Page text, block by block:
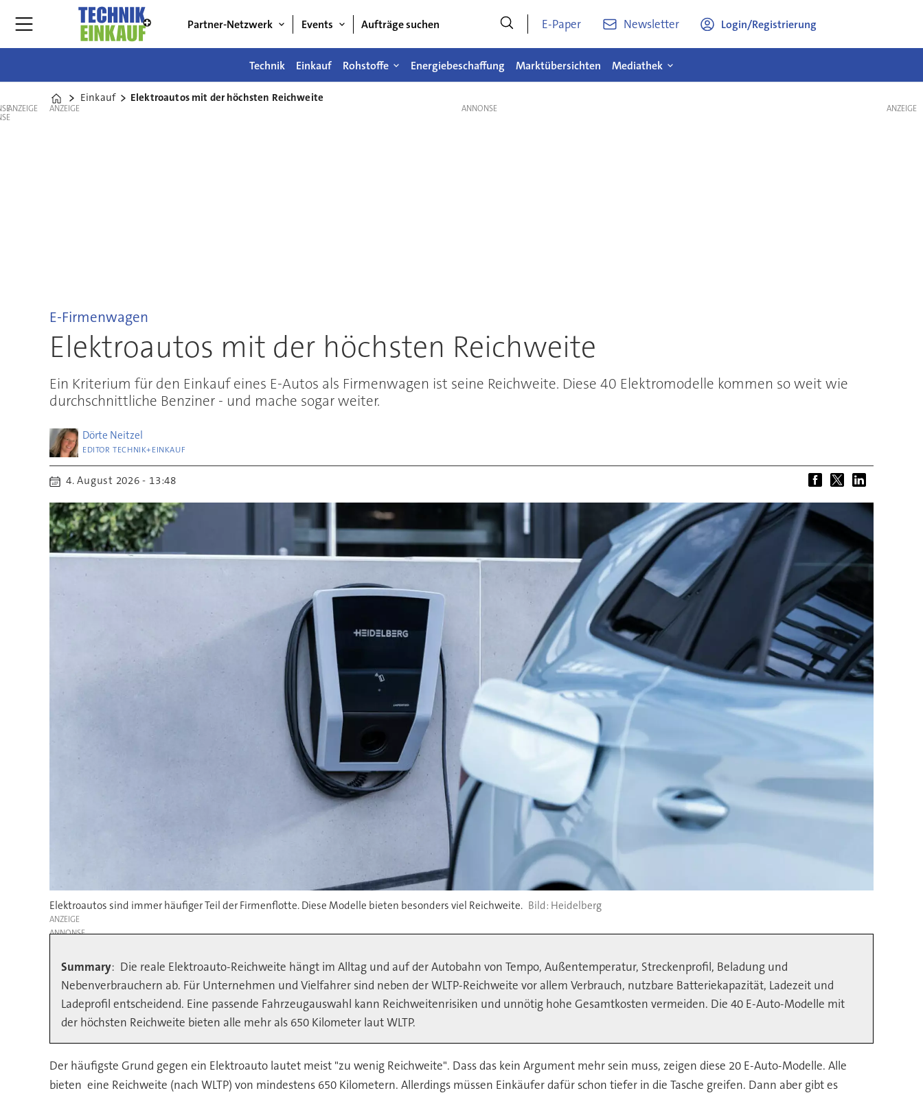
Partner-Netzwerk Events Aufträge suchen E-Paper Newsletter Login/Registrierung
Technik Einkauf Rohstoffe Energiebeschaffung Marktübersichten Mediathek
Home
Einkauf Elektroautos mit der höchsten Reichweite
ANZEIGE ANZEIGE
E-Firmenwagen
Elektroautos mit der höchsten Reichweite
Ein Kriterium für den Einkauf eines E-Autos als Firmenwagen ist seine Reichweite. Diese 40 Elektromodelle kommen so weit wie
durchschnittliche Benziner - und mache sogar weiter.
Dörte Neitzel
EDITOR TECHNIK+EINKAUF
4. August 2026 - 13:48
Elektroautos sind immer häufiger Teil der Firmenflotte. Diese Modelle bieten besonders viel Reichweite. Heidelberg
ANZEIGE
Summary: Die reale Elektroauto-Reichweite hängt im Alltag und auf der Autobahn von Tempo, Außentemperatur, Streckenprofil, Beladung und
Nebenverbrauchern ab. Für Unternehmen und Vielfahrer sind neben der WLTP-Reichweite vor allem Verbrauch, nutzbare Batteriekapazität, Ladezeit und
Ladeprofil entscheidend. Eine passende Fahrzeugauswahl kann Reichweitenrisiken und unnötig hohe Gesamtkosten vermeiden. Die 40 E-Auto-Modelle mit
der höchsten Reichweite bieten alle mehr als 650 Kilometer laut WLTP.
Der häufigste Grund gegen ein Elektroauto lautet meist "zu wenig Reichweite". Dass das kein Argument mehr sein muss, zeigen diese 20 E-Auto-Modelle. Alle
bieten eine Reichweite (nach WLTP) von mindestens 650 Kilometern. Allerdings müssen Einkäufer dafür schon tiefer in die Tasche greifen. Dann aber gibt es
ANZEIGE